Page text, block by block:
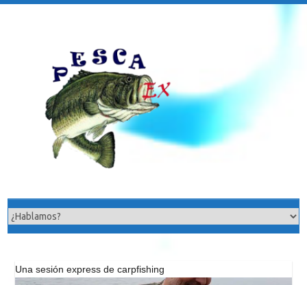
Una sesión express de carpfishing